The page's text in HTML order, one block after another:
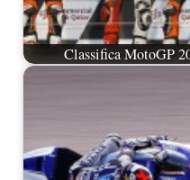
Classifica MotoGP